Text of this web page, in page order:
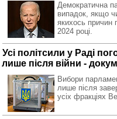
Демократична
випадок, якщо
якихось причин
2024 році.
Усі політсили у Раді
лише після війни -
Вибори
лише після
усіх фракціях